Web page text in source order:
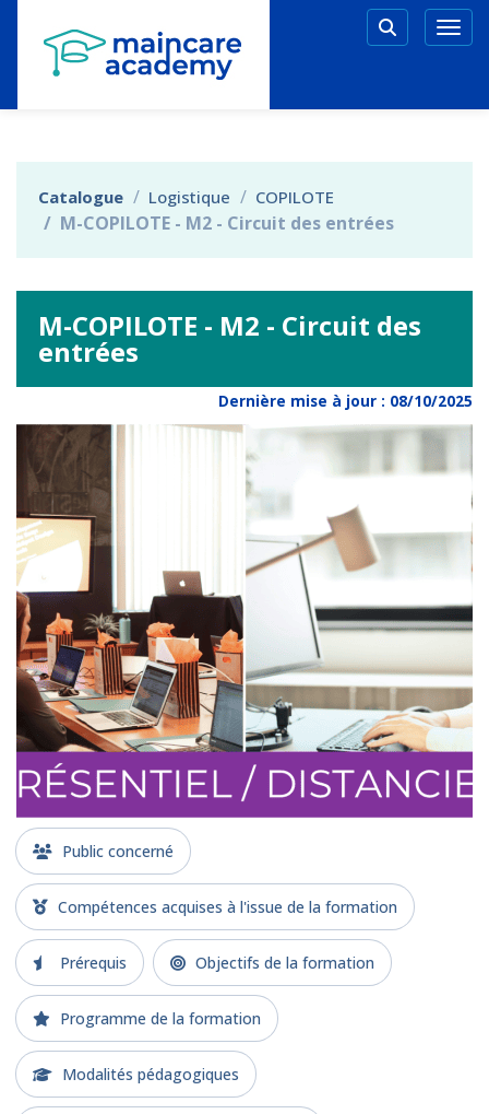
Aller au menu principal
Aller au contenu principal
Personnaliser l'interface
Catalogue Logistique COPILOTE
M-COPILOTE - M2 - Circuit des entrées
M-COPILOTE - M2 - Circuit des
entrées
Dernière mise à jour : 08/10/2025
Public concerné
Compétences acquises à l'issue de la formation
Prérequis Objectifs de la formation
Programme de la formation
Modalités pédagogiques